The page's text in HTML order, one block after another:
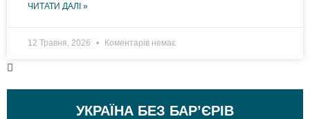
ЧИТАТИ ДАЛІ »
12 Травня, 2026 Коментарів немає
УКРАЇНА БЕЗ БАР’ЄРІВ